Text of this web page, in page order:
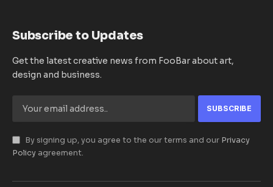
Subscribe to Updates
Get the latest creative news from FooBar about art,
design and business.
By signing up, you agree to the our terms and our Privacy
Policy agreement.